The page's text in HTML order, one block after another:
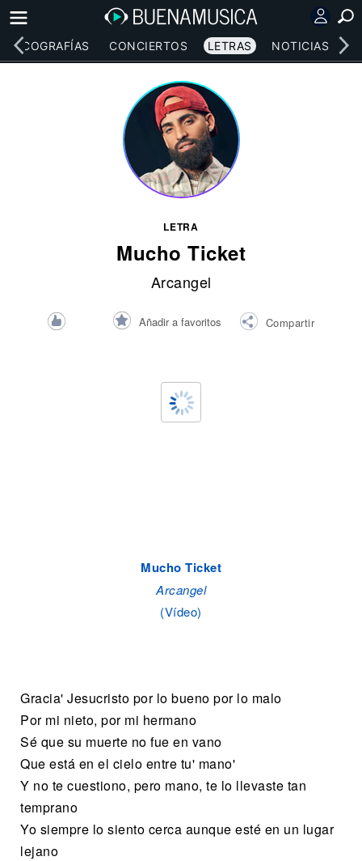
DISCOGRAFÍAS CONCIERTOS LETRAS NOTICIAS
LETRA
Mucho Ticket
Arcangel
Añadir a favoritos Compartir
Mucho Ticket
Arcangel
(Vídeo)
Gracia' Jesucristo por lo bueno por lo malo
Por mi nieto, por mi hermano
Sé que su muerte no fue en vano
Que está en el cielo entre tu' mano'
Y no te cuestiono, pero mano, te lo llevaste tan
temprano
Yo siempre lo siento cerca aunque esté en un lugar
lejano